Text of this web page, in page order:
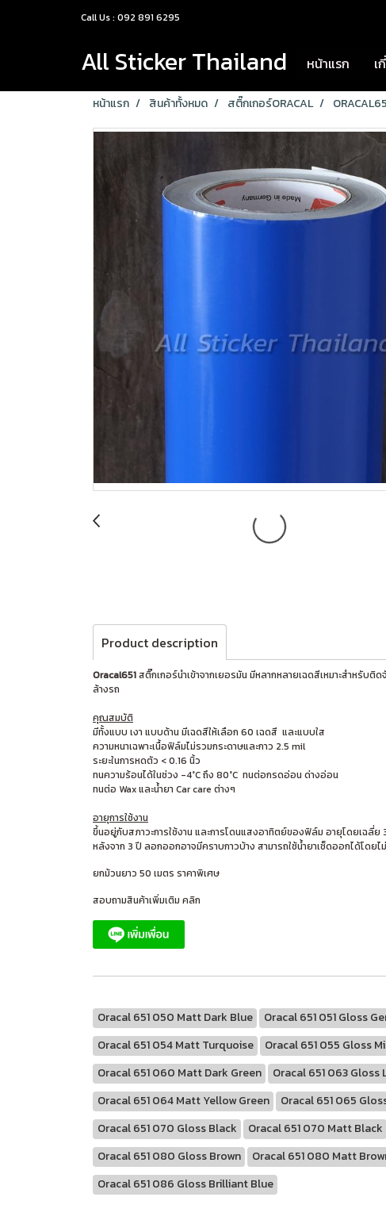
Call Us : 092 891 6295
All Sticker Thailand หน้าแรก เ
หน้าแรก สินค้าทั้งหมด สติ๊กเกอร์ORACAL
Product description
Oracal651สติ๊กเกอร์นำเข้าจากเยอรมัน มีหลากหลายเฉดสีเหมาะสำหรั
ล้างรถ
คุณสมบัติ
มีทั้งแบบ เงา แบบด้าน มีเฉดสีให้เลือก 60 เฉดสี และแบบใส
ความหนาเฉพาะเนื้อฟิล์มไม่รวมกระดาษและกาว 2.5 mil
ระยะในการหดตัว < 0.16 นิ้ว
ทนความร้อนได้ในช่วง -4°C ถึง 80°C ทนต่อกรดอ่อน ด่างอ่อน
ทนต่อ Wax และน้ำยา Car care ต่างๆ
อายุการใช้งาน
ขึ้นอยู่กับสภาวะการใช้งาน และการโดนแสงอาทิตย์ของฟิล์ม อายุโดยเฉลี่ย
หลังจาก 3 ปี ลอกออกอาจมีคราบกาวบ้าง สามารถใช้น้ำยาเช็ดออกได้โดยไ
ยกม้วนยาว 50 เมตร ราคาพิเศษ
สอบถามสินค้าเพิ่มเติม คลิก
Oracal 651 050 Matt Dark Blue Oracal 651 051 Gloss
Oracal 651 054 Matt Turquoise
Oracal 651 055 Gloss
Oracal 651 060 Matt Dark Green
Oracal 651 063 Gloss
Oracal 651 064 Matt Yellow Green
Oracal 651 065
Oracal 651 070 Gloss Black
Oracal 651 070 Matt Black
Oracal 651 080 Gloss Brown
Oracal 651 080 Matt
Oracal 651 086 Gloss Brilliant Blue